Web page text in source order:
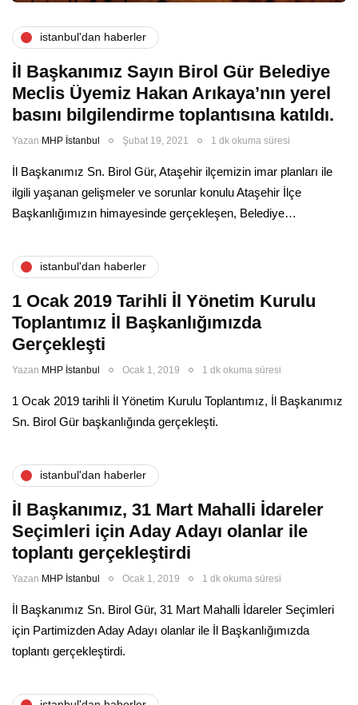
i̇stanbul'dan haberler
İl Başkanımız Sayın Birol Gür Belediye
Meclis Üyemiz Hakan Arıkaya’nın yerel
basını bilgilendirme toplantısına katıldı.
Yazan MHP İstanbul Şubat 19, 2021 1 dk okuma süresi
İl Başkanımız Sn. Birol Gür, Ataşehir ilçemizin imar planları ile
ilgili yaşanan gelişmeler ve sorunlar konulu Ataşehir İlçe
Başkanlığımızın himayesinde gerçekleşen, Belediye…
i̇stanbul'dan haberler
1 Ocak 2019 Tarihli İl Yönetim Kurulu
Toplantımız İl Başkanlığımızda
Gerçekleşti
Yazan MHP İstanbul Ocak 1, 2019 1 dk okuma süresi
1 Ocak 2019 tarihli İl Yönetim Kurulu Toplantımız, İl Başkanımız
Sn. Birol Gür başkanlığında gerçekleşti.
i̇stanbul'dan haberler
İl Başkanımız, 31 Mart Mahalli İdareler
Seçimleri için Aday Adayı olanlar ile
toplantı gerçekleştirdi
Yazan MHP İstanbul Ocak 1, 2019 1 dk okuma süresi
İl Başkanımız Sn. Birol Gür, 31 Mart Mahalli İdareler Seçimleri
için Partimizden Aday Adayı olanlar ile İl Başkanlığımızda
toplantı gerçekleştirdi.